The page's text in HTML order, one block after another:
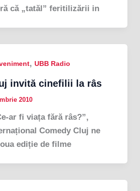
că „tatăl” feritilizării in
, UBB Radio
invită cinefilii la râs
2010
ar fi viața fără râs?”,
Comedy Cluj ne
ediție de filme